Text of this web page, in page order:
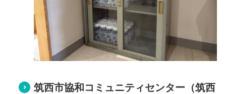
筑西市協和コミュニティセンター（筑西